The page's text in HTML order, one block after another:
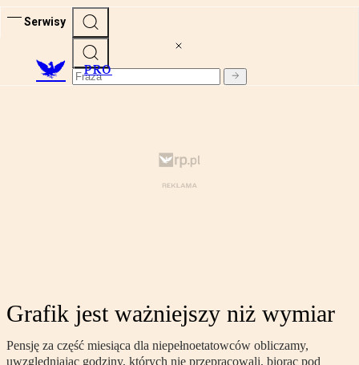
Serwisy
PRO
Grafik jest ważniejszy niż wymiar
Pensję za część miesiąca dla niepełnoetatowców obliczamy,
uwzględniając godziny, których nie przepracowali, biorąc pod